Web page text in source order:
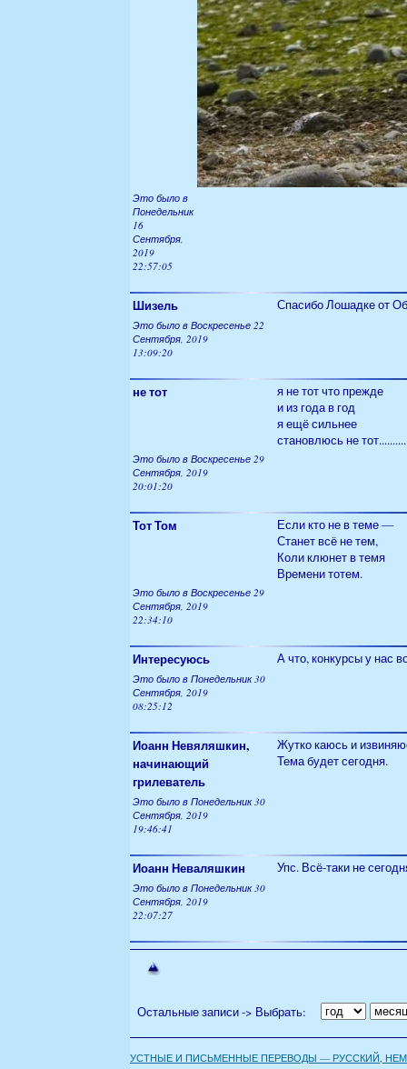
Это было в
Понедельник
16
Сентября,
2019
22:57:05
Шизель Спасибо Лошадке от
Это было в Воскресенье 22
Сентября, 2019
13:09:20
не тот
я не тот что прежде
и из года в год
я ещё сильнее
становлюсь не
Это было в Воскресенье 29
Сентября, 2019
20:01:20
Тот Том
Если кто не в теме —
Станет всё не тем,
Коли клюнет в темя
Времени тотем.
Это было в Воскресенье 29
Сентября, 2019
22:34:10
Интересуюсь А что, конкурсы у нас
Это было в Понедельник 30
Сентября, 2019
08:25:12
Иоанн Невяляшкин,
начинающий
грилеватель
Жутко каюсь и
Тема будет сегодня.
Это было в Понедельник 30
Сентября, 2019
19:46:41
Иоанн Неваляшкин Упс. Всё-таки не
Это было в Понедельник 30
Сентября, 2019
22:07:27
Остальные записи -> Выбрать:
УСТНЫЕ И ПИСЬМЕННЫЕ ПЕРЕВОДЫ — РУССКИЙ,